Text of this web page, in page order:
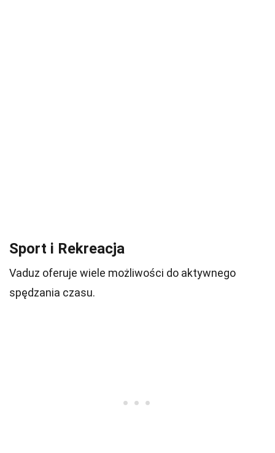
Sport i Rekreacja
Vaduz oferuje wiele możliwości do aktywnego
spędzania czasu.